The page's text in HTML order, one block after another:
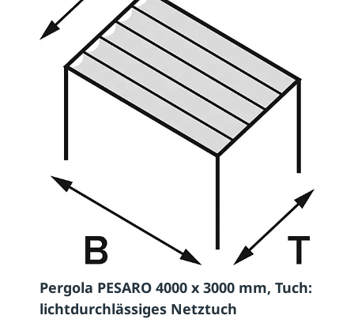
Pergola PESARO 4000 x 3000 mm, Tuch:
lichtdurchlässiges Netztuch